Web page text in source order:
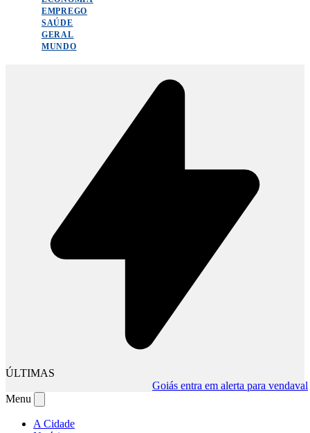
EMPREGO
SAÚDE
GERAL
MUNDO
ÚLTIMAS
Goiás entra em alerta para vendaval•
Menu
A Cidade